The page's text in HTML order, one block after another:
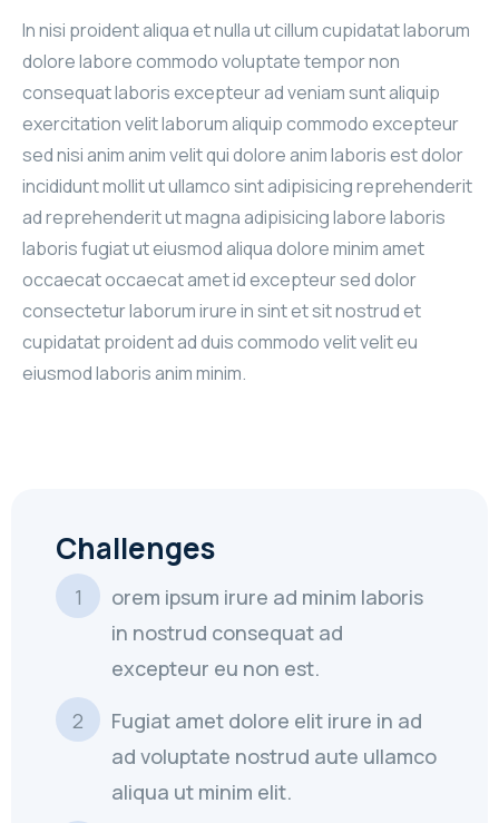
In nisi proident aliqua et nulla ut cillum cupidatat laborum
dolore labore commodo voluptate tempor non
consequat laboris excepteur ad veniam sunt aliquip
exercitation velit laborum aliquip commodo excepteur
sed nisi anim anim velit qui dolore anim laboris est dolor
incididunt mollit ut ullamco sint adipisicing reprehenderit
ad reprehenderit ut magna adipisicing labore laboris
laboris fugiat ut eiusmod aliqua dolore minim amet
occaecat occaecat amet id excepteur sed dolor
consectetur laborum irure in sint et sit nostrud et
cupidatat proident ad duis commodo velit velit eu
eiusmod laboris anim minim.
Challenges
orem ipsum irure ad minim laboris
in nostrud consequat ad
excepteur eu non est.
Fugiat amet dolore elit irure in ad
ad voluptate nostrud aute ullamco
aliqua ut minim elit.